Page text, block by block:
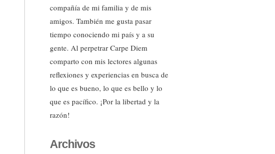
compañía de mi familia y de mis
amigos. También me gusta pasar
tiempo conociendo mi país y a su
gente. Al perpetrar Carpe Diem
comparto con mis lectores algunas
reflexiones y experiencias en busca de
lo que es bueno, lo que es bello y lo
que es pacífico. ¡Por la libertad y la
razón!
Archivos